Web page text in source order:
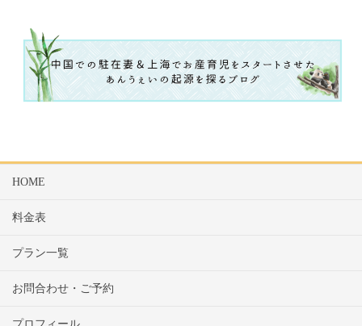
HOME
料金表
プラン一覧
お問合わせ・ご予約